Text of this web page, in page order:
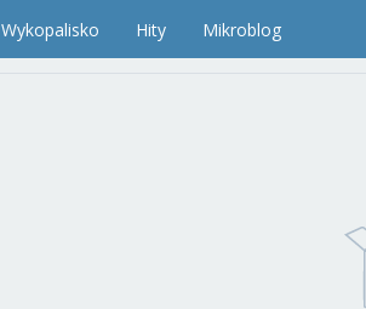
Wykopalisko Hity Mikroblog